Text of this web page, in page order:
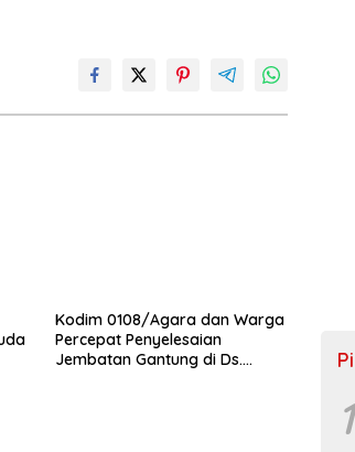
Kodim 0108/Agara dan Warga
Percepat Penyelesaian
Jembatan Gantung di Ds.
1